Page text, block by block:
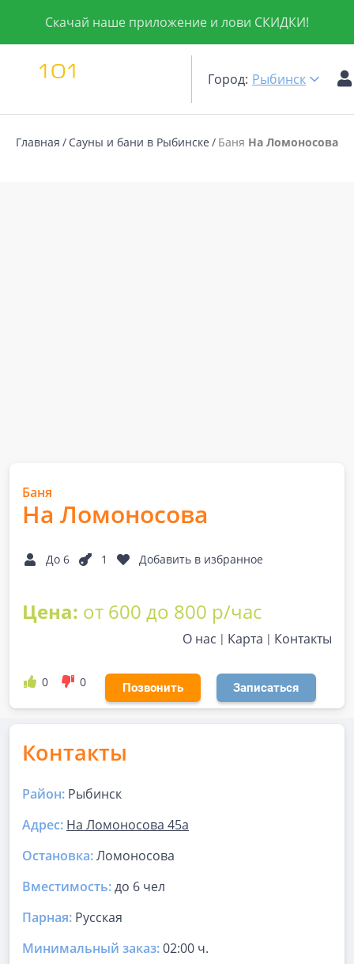
Скачай наше приложение и лови СКИДКИ!
Город: Рыбинск
Главная Сауны и бани в Рыбинске Баня На Ломоносова
Баня
На Ломоносова
До 6 1 Добавить в избранное
Цена: от 600 до 800 р/час
О нас Карта Контакты
0 0 Позвонить Записаться
Контакты
Район: Рыбинск
Адрес: На Ломоносова 45а
Остановка:Ломоносова
Вместимость:до 6 чел
Парная: Русская
Минимальный заказ:02:00 ч.